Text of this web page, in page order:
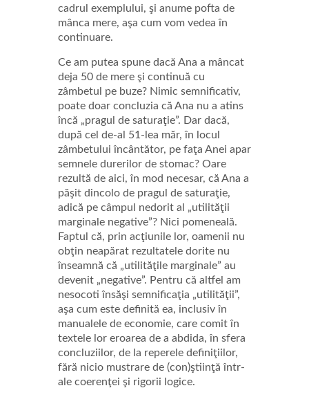
cadrul exemplului, şi anume pofta de
mânca mere, aşa cum vom vedea în
continuare.
Ce am putea spune dacă Ana a mâncat
deja 50 de mere şi continuă cu
zâmbetul pe buze? Nimic semnificativ,
poate doar concluzia că Ana nu a atins
încă „pragul de saturaţie”. Dar dacă,
după cel de-al 51-lea măr, în locul
zâmbetului încântător, pe faţa Anei apar
semnele durerilor de stomac? Oare
rezultă de aici, în mod necesar, că Ana a
păşit dincolo de pragul de saturaţie,
adică pe câmpul nedorit al „utilităţii
marginale negative”? Nici pomeneală.
Faptul că, prin acţiunile lor, oamenii nu
obţin neapărat rezultatele dorite nu
înseamnă că „utilităţile marginale” au
devenit „negative”. Pentru că altfel am
nesocoti însăşi semnificaţia „utilităţii”,
aşa cum este definită ea, inclusiv în
manualele de economie, care comit în
textele lor eroarea de a abdida, în sfera
concluziilor, de la reperele definiţiilor,
fără nicio mustrare de (con)ştiinţă într-
ale coerenţei şi rigorii logice.